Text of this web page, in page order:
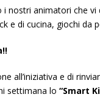
nostri animatori che
di cucina, giochi da
all’iniziativa e di
settimana lo “Smart